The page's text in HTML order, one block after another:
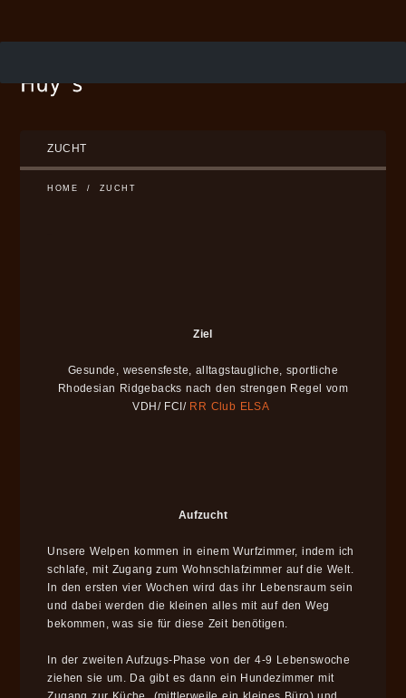
ZUCHT
HOME / ZUCHT
Ziel
Gesunde, wesensfeste, alltagstaugliche, sportliche
Rhodesian Ridgebacks nach den strengen Regel vom
VDH/ FCI/ RR Club ELSA
Aufzucht
Unsere Welpen kommen in einem Wurfzimmer, indem ich
schlafe, mit Zugang zum Wohnschlafzimmer auf die Welt.
In den ersten vier Wochen wird das ihr Lebensraum sein
und dabei werden die kleinen alles mit auf den Weg
bekommen, was sie für diese Zeit benötigen.
In der zweiten Aufzugs-Phase von der 4-9 Lebenswoche
ziehen sie um. Da gibt es dann ein Hundezimmer mit